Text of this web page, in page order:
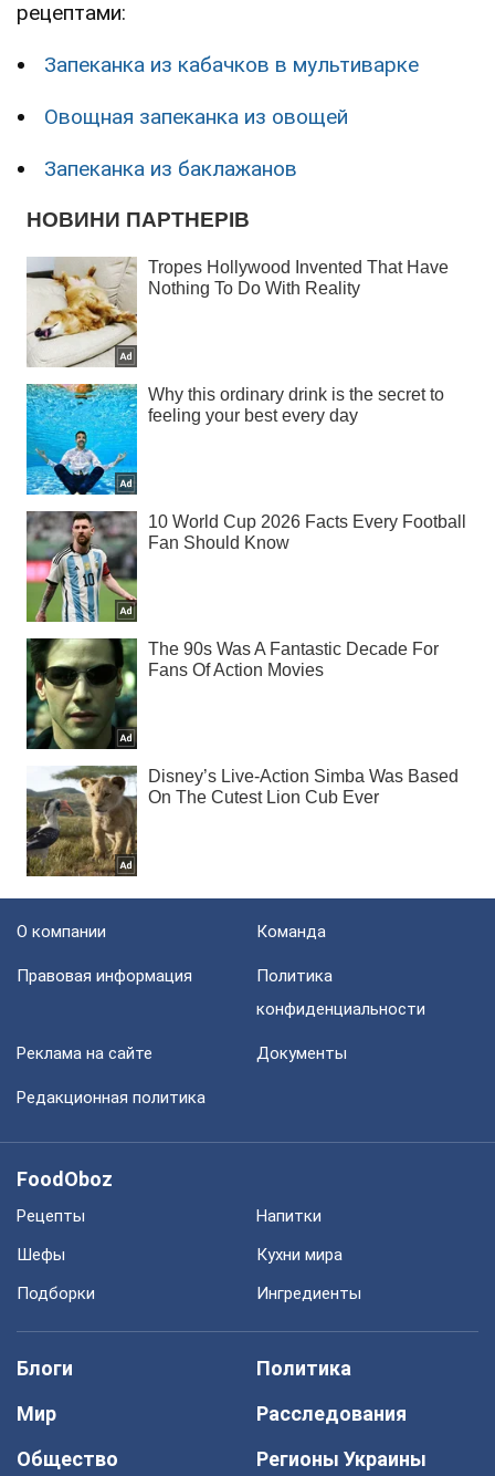
рецептами:
Запеканка из кабачков в мультиварке
Овощная запеканка из овощей
Запеканка из баклажанов
О компании Команда
Правовая информация
Политика
конфиденциальности
Реклама на сайте Документы
Редакционная политика
FoodOboz
Рецепты
Напитки
Шефы
Кухни мира
Подборки
Ингредиенты
Блоги
Политика
Мир
Расследования
Общество
Регионы Украины